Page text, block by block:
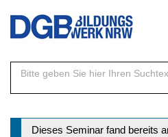
Direkt
Inhalt
Statusmeldung
Dieses Seminar fand bereits